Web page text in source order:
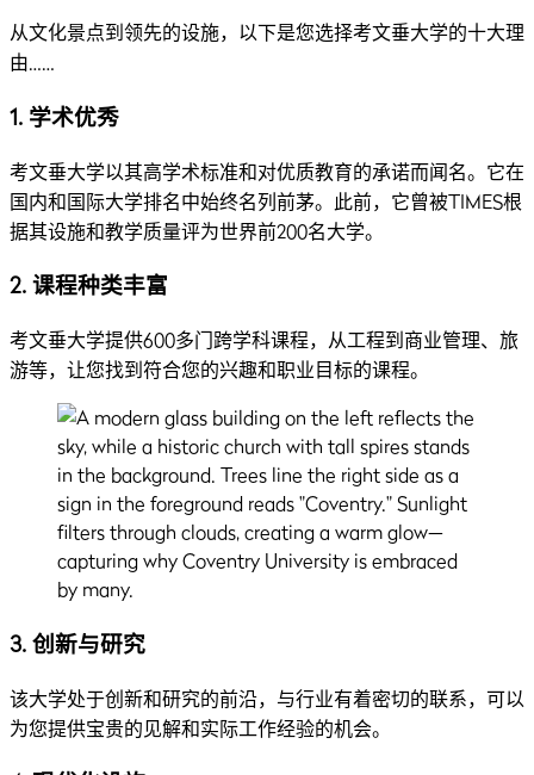
从文化景点到领先的设施，以下是您选择考文垂大学的十大理
由……
1. 学术优秀
考文垂大学以其高学术标准和对优质教育的承诺而闻名。它在
国内和国际大学排名中始终名列前茅。此前，它曾被TIMES根
据其设施和教学质量评为世界前200名大学。
2. 课程种类丰富
考文垂大学提供600多门跨学科课程，从工程到商业管理、旅
游等，让您找到符合您的兴趣和职业目标的课程。
3. 创新与研究
该大学处于创新和研究的前沿，与行业有着密切的联系，可以
为您提供宝贵的见解和实际工作经验的机会。